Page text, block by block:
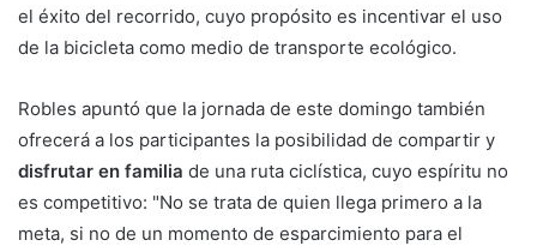
el éxito del recorrido, cuyo propósito es incentivar el uso
de la bicicleta como medio de transporte ecológico.
Robles apuntó que la jornada de este domingo también
ofrecerá a los participantes la posibilidad de compartir y
disfrutar en familia de una ruta ciclística, cuyo espíritu no
es competitivo: "No se trata de quien llega primero a la
meta, si no de un momento de esparcimiento para el